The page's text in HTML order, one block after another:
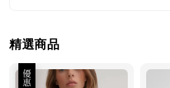
精選商品
優惠